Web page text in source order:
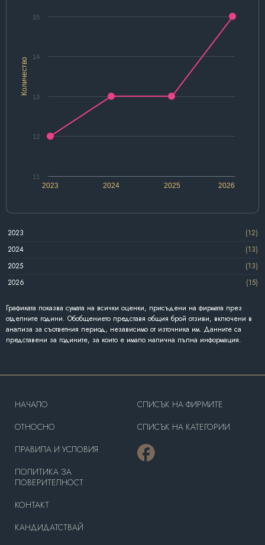
Количество
2024 2026
2023 2025
11
12
13
14
15
2023
(12)
2024
(13)
2025
(13)
2026
(15)
Графиката показва сумата на всички оценки, присъдени на фирмата през
отделните години. Обобщението представя общия брой отзиви, включени в
анализа за съответния период, независимо от източника им. Данните са
представени за годините, за които е имало налична пълна информация.
HAЧАЛО
OТНОСНО
ПРАВИЛА И УСЛОВИЯ
ПОЛИТИКА ЗА
ПОВЕРИТЕЛНОСТ
КОНТАКТ
КАНДИДАТСТВАЙ
СПИСЪК НА ФИРМИТЕ
СПИСЪК НА КАТЕГОРИИ